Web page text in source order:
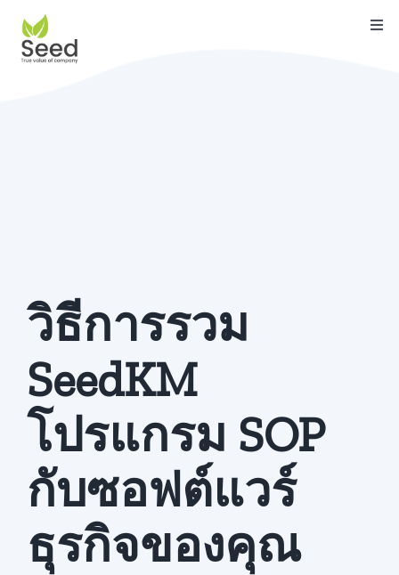
content
หน้าแรก
คู่มือ
ดาวน์โหลด
สมัครใช้บริการ
วิธีการรวม
SeedKM
โปรแกรม SOP
กับซอฟต์แวร์
ธุรกิจของคุณ